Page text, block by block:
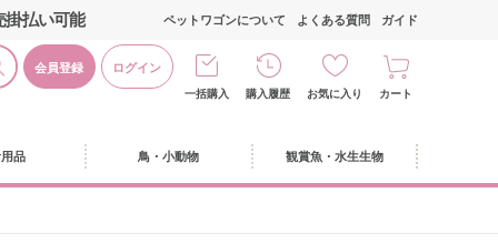
掛払い可能
会員登録 ログイン
ペットワゴンについて よくある質問 ガイド
一括購入 購入履歴 お気に入り カート
品 鳥・小動物 観賞魚・水生生物